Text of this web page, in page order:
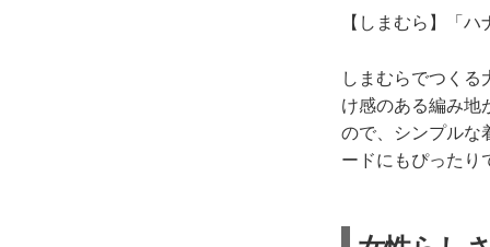
【しまむら】「
しまむらでつく
け感のある編み地
ので、シンプルな
ードにもぴったり